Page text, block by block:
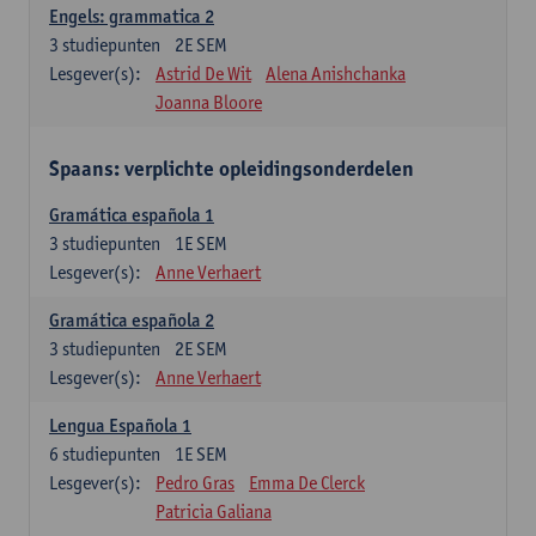
Engels: grammatica 2
2E SEM
3 studiepunten
Lesgever(s):
Astrid De Wit
Alena Anishchanka
Joanna Bloore
Spaans: verplichte opleidingsonderdelen
Gramática española 1
1E SEM
3 studiepunten
Lesgever(s):
Anne Verhaert
Gramática española 2
2E SEM
3 studiepunten
Lesgever(s):
Anne Verhaert
Lengua Española 1
1E SEM
6 studiepunten
Lesgever(s):
Pedro Gras
Emma De Clerck
Patricia Galiana